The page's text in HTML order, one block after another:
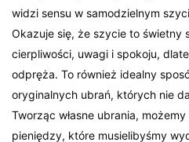
widzi sensu w samodzielnym
Okazuje się, że szycie to świetny
cierpliwości, uwagi i spokoju,
odpręża. To również idealny
oryginalnych ubrań, których nie
Tworząc własne ubrania,
pieniędzy, które musielibyśmy